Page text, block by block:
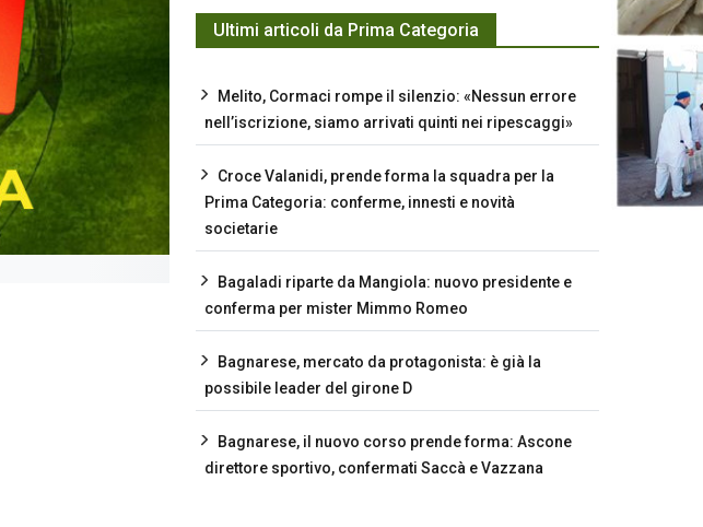
Ultimi articoli da Prima Categoria
Melito, Cormaci rompe il silenzio: «Nessun errore
nell’iscrizione, siamo arrivati quinti nei ripescaggi»
Croce Valanidi, prende forma la squadra per la
Prima Categoria: conferme, innesti e novità
societarie
Bagaladi riparte da Mangiola: nuovo presidente e
conferma per mister Mimmo Romeo
Bagnarese, mercato da protagonista: è già la
possibile leader del girone D
Bagnarese, il nuovo corso prende forma: Ascone
direttore sportivo, confermati Saccà e Vazzana